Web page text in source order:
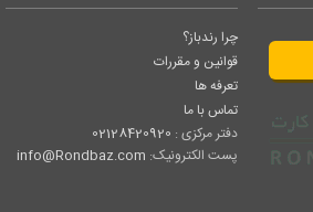
چرا رندباز؟
قوانین و مقررات
تعرفه ها
تماس با ما
دفتر مرکزی : 02128420920
پست الکترونیک: info@Rondbaz.com